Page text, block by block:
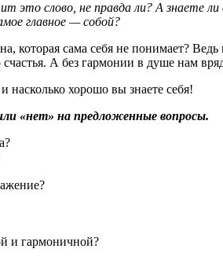
это слово, не правда ли? А
главное — собой?
сама себя не понимает?
А без гармонии в душе нам
хорошо вы знаете себя!
«нет» на предложенные вопросы.
и гармоничной?